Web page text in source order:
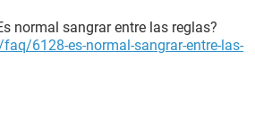
normal sangrar entre las reglas?
6128-es-normal-sangrar-entre-las-